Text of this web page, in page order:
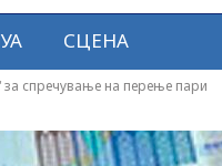
СЦЕНА
за спречување на перење пари